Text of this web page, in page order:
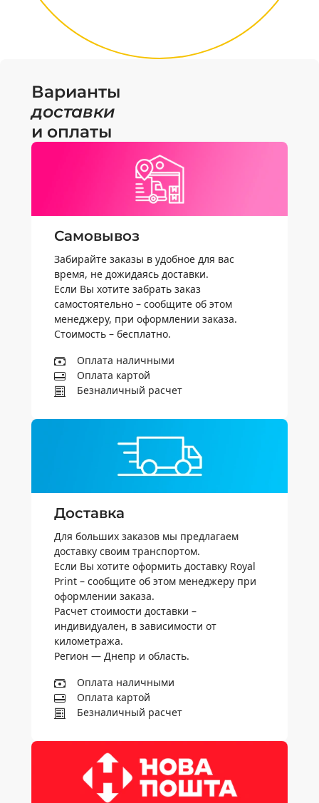
Варианты
доставки
и оплаты
Самовывоз
Забирайте заказы в удобное для вас
время, не дожидаясь доставки.
Если Вы хотите забрать заказ
самостоятельно – сообщите об этом
менеджеру, при оформлении заказа.
Стоимость – бесплатно.
Оплата наличными
Оплата картой
Безналичный расчет
Доставка
Для больших заказов мы предлагаем
доставку своим транспортом.
Если Вы хотите оформить доставку Royal
Print – сообщите об этом менеджеру при
оформлении заказа.
Расчет стоимости доставки –
индивидуален, в зависимости от
километража.
Регион — Днепр и область.
Оплата наличными
Оплата картой
Безналичный расчет